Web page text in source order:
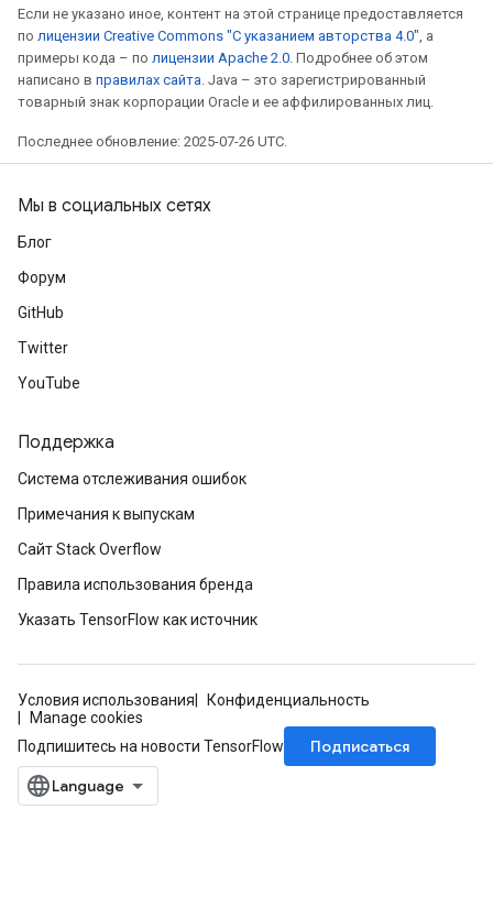
Если не указано иное, контент на этой странице предоставляется
по лицензии Creative Commons "С указанием авторства 4.0" , а
примеры кода – по лицензии Apache 2.0 . Подробнее об этом
написано в правилах сайта . Java – это зарегистрированный
товарный знак корпорации Oracle и ее аффилированных лиц.
Последнее обновление: 2025-07-26 UTC.
Мы в социальных сетях
Блог
Форум
GitHub
Twitter
YouTube
Поддержка
Система отслеживания ошибок
Примечания к выпускам
Сайт Stack Overflow
Правила использования бренда
Указать TensorFlow как источник
Условия использования
Конфиденциальность
Manage cookies
Подпишитесь на новости TensorFlow
Подписаться